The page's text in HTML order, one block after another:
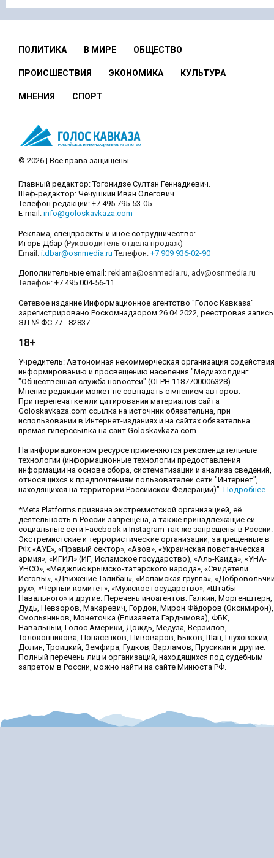
ПОЛИТИКА В МИРЕ ОБЩЕСТВО
ПРОИСШЕСТВИЯ ЭКОНОМИКА КУЛЬТУРА
МНЕНИЯ СПОРТ
© 2026 | Все права защищены
Главный редактор: Тогонидзе Султан Геннадиевич.
Шеф-редактор: Чечушкин Иван Олегович.
Телефон редакции: +7 495 795-53-05
E-mail: info@goloskavkaza.com
Реклама, спецпроекты и иное сотрудничество:
Игорь Дбар (Руководитель отдела продаж)
Email: i.dbar@osnmedia.ru Телефон: +7 909 936-02-90
Дополнительные email: reklama@osnmedia.ru adv@osnmedia.ru
Телефон: +7 495 004-56-11
Сетевое издание Информационное агентство "Голос Кавказа"
зарегистрировано Роскомнадзором 26.04.2022, реестровая запись
ЭЛ № ФС 77 - 82837
18+
Учредитель: Автономная некоммерческая организация содействия
информированию и просвещению населения "Медиахолдинг
"Общественная служба новостей" (ОГРН 1187700006328).
Мнение редакции может не совпадать с мнением авторов.
При перепечатке или цитировании материалов сайта
Goloskavkaza.com ссылка на источник обязательна, при
использовании в Интернет-изданиях и на сайтах обязательна
прямая гиперссылка на сайт Goloskavkaza.com.
На информационном ресурсе применяются рекомендательные
технологии (информационные технологии предоставления
информации на основе сбора, систематизации и анализа сведений,
относящихся к предпочтениям пользователей сети "Интернет",
находящихся на территории Российской Федерации)". Подробнее
*Meta Platforms признана экстремистской организацией, её
деятельность в России запрещена, а также принадлежащие ей
социальные сети Facebook и Instagram так же запрещены в России.
Экстремистские и террористические организации, запрещенные в
РФ: «АУЕ», «Правый сектор», «Азов», «Украинская повстанческая
армия», «ИГИЛ» (ИГ, Исламское государство), «Аль-Каида», «УНА-
УНСО», «Меджлис крымско-татарского народа», «Свидетели
Иеговы», «Движение Талибан», «Исламская группа»,
рух», «Чёрный комитет», «Мужское государство», «Штабы
Навального» и другие. Перечень иноагентов: Галкин, Моргенштерн,
Дудь, Невзоров, Макаревич, Гордон, Мирон Фёдоров (Оксимирон),
Смольянинов, Монеточка (Елизавета Гардымова), ФБК,
Навальный, Голос Америки, Дождь, Медуза, Верзилов,
Толоконникова, Понасенков, Пивоваров, Быков, Шац, Глуховский,
Долин, Троицкий, Земфира, Гудков, Варламов, Прусикин и другие.
Полный перечень лиц и организаций, находящихся под судебным
запретом в России, можно найти на сайте Минюста РФ.